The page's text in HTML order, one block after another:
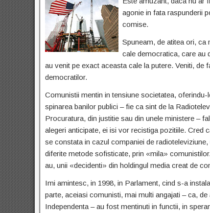
agonie in fata raspunderii
comise.
Spuneam, de atitea ori,
cale democratica, care au
au venit pe exact aceasta cale la putere. Veniti, de
democratilor.
Comunistii mentin in tensiune societatea,
spinarea banilor publici – fie ca sint de la
Procuratura, din justitie sau din unele ministere –
alegeri anticipate, ei isi vor recistiga pozitiile.
se constata in cazul companiei de
diferite metode sofisticate, prin «mila»
au, unii «decidenti» din holdingul media creat de
Imi amintesc, in 1998, in Parlament, cind s-a
parte, aceiasi comunisti, mai multi angajati – ca,
Independenta – au fost mentinuti in functii, in